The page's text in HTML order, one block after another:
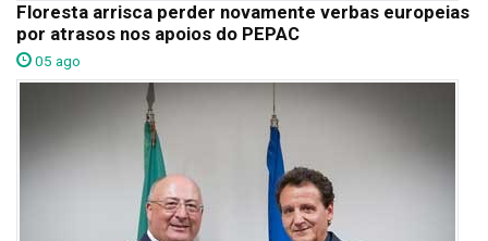
Floresta arrisca perder novamente verbas europeias
por atrasos nos apoios do PEPAC
05 ago